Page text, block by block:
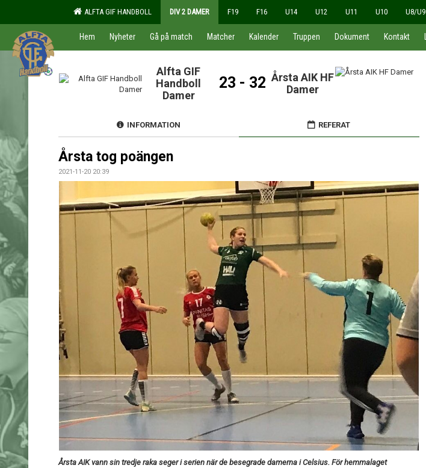
ALFTA GIF HANDBOLL DIV 2 DAMER F19 F16 U14 U12 U11 U10 U8/U9
Hem Nyheter Gå på match Matcher Kalender Truppen Dokument Kontakt
Alfta GIF
Handboll
Damer
23 - 32 Årsta AIK HF
Damer
INFORMATION REFERAT
Årsta tog poängen
2021-11-20 20:39
Årsta AIK vann sin tredje raka seger i serien när de besegrade damerna i Celsius. För hemmalaget